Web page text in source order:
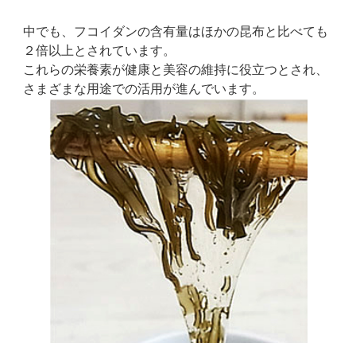
中でも、フコイダンの含有量はほかの昆布と比べても
２倍以上とされています。
これらの栄養素が健康と美容の維持に役立つとされ、
さまざまな用途での活用が進んでいます。